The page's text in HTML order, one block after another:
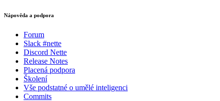
Nápověda a podpora
Forum
Slack #nette
Discord Nette
Release Notes
Placená podpora
Školení
Vše podstatné o umělé inteligenci
Commits